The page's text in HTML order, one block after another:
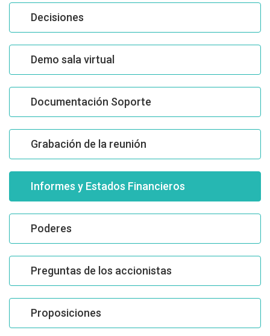
Decisiones
Demo sala virtual
Documentación Soporte
Grabación de la reunión
Informes y Estados Financieros
Poderes
Preguntas de los accionistas
Proposiciones